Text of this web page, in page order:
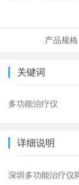
产品规格
关键词
多功能治疗仪
详细说明
深圳多功能治疗仪